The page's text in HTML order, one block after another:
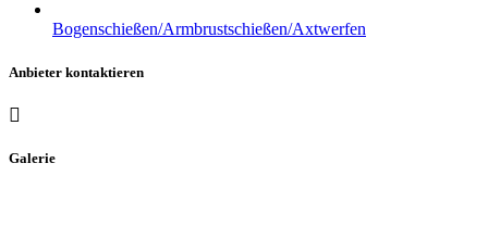
Bogenschießen/Armbrustschießen/Axtwerfen
Anbieter kontaktieren
Galerie